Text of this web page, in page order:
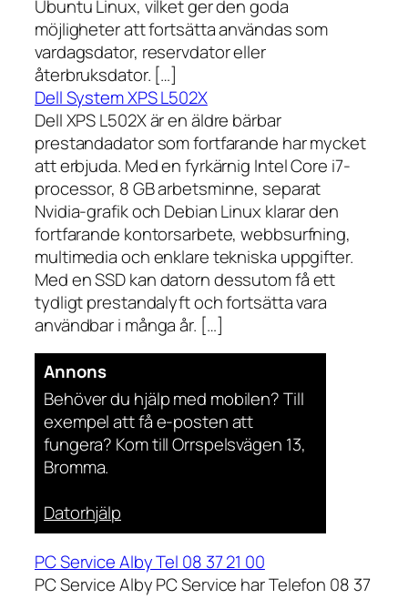
Ubuntu Linux, vilket ger den goda
möjligheter att fortsätta användas som
vardagsdator, reservdator eller
återbruksdator. […]
Dell System XPS L502X
Dell XPS L502X är en äldre bärbar
prestandadator som fortfarande har mycket
att erbjuda. Med en fyrkärnig Intel Core i7-
processor, 8 GB arbetsminne, separat
Nvidia-grafik och Debian Linux klarar den
fortfarande kontorsarbete, webbsurfning,
multimedia och enklare tekniska uppgifter.
Med en SSD kan datorn dessutom få ett
tydligt prestandalyft och fortsätta vara
användbar i många år. […]
Annons
Behöver du hjälp med mobilen? Till
exempel att få e-posten att
fungera? Kom till Orrspelsvägen 13,
Bromma.
Datorhjälp
PC Service Alby Tel 08 37 21 00
PC Service Alby PC Service har Telefon 08 37